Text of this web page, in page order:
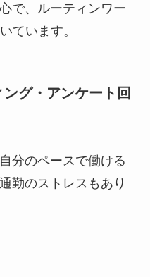
で、ルーティンワー
ています。
グ・アンケート回
分のペースで働ける
勤のストレスもあり